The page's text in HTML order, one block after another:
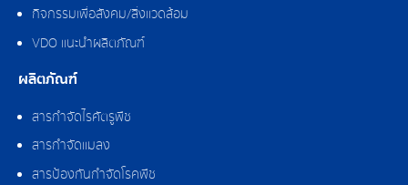
กิจกรรมเพื่อสังคม/สิ่งแวดล้อม
VDO แนะนำผลิตภัณฑ์
ผลิตภัณฑ์
สารกำจัดไรศัตรูพืช
สารกำจัดแมลง
สารป้องกันกำจัดโรคพืช